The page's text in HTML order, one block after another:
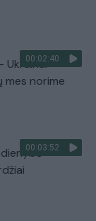
00:02:40
Ukrainai
mes norime
00:03:52
–